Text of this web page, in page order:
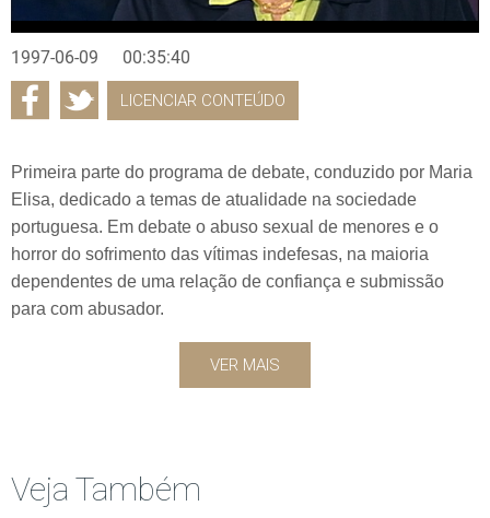
1997-06-09 00:35:40
LICENCIAR CONTEÚDO
Primeira parte do programa de debate, conduzido por Maria
Elisa, dedicado a temas de atualidade na sociedade
portuguesa. Em debate o abuso sexual de menores e o
horror do sofrimento das vítimas indefesas, na maioria
dependentes de uma relação de confiança e submissão
para com abusador.
VER MAIS
Veja Também